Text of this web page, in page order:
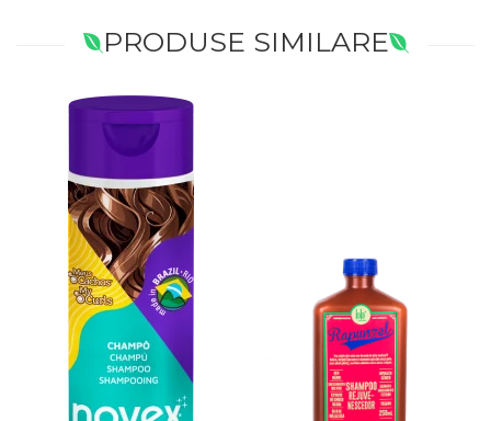
PRODUSE SIMILARE